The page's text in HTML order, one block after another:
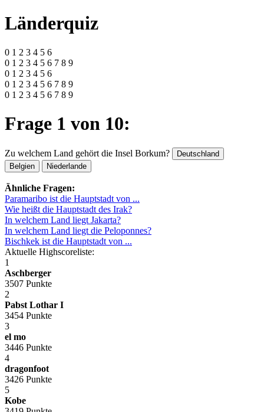
Länderquiz
0 1 2 3 4 5 6
0 1 2 3 4 5 6 7 8 9
0 1 2 3 4 5 6
0 1 2 3 4 5 6 7 8 9
0 1 2 3 4 5 6 7 8 9
Frage 1 von 10:
Zu welchem Land gehört die Insel Borkum?
Deutschland
Belgien
Niederlande
Ähnliche Fragen:
Paramaribo ist die Hauptstadt von ...
Wie heißt die Hauptstadt des Irak?
In welchem Land liegt Jakarta?
In welchem Land liegt die Peloponnes?
Bischkek ist die Hauptstadt von ...
Aktuelle Highscoreliste:
1
Aschberger
3507 Punkte
2
Pabst Lothar I
3454 Punkte
3
el mo
3446 Punkte
4
dragonfoot
3426 Punkte
5
Kobe